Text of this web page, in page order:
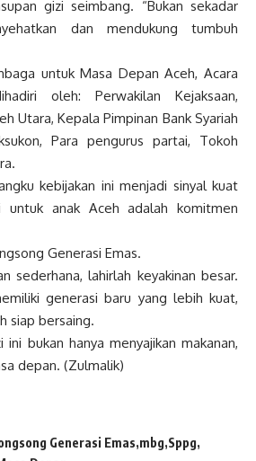
gizi seimbang. “Bukan sekadar
dan mendukung tumbuh
untuk Masa Depan Aceh, Acara
oleh: Perwakilan Kejaksaan,
Utara, Kepala Pimpinan Bank Syariah
Para pengurus partai, Tokoh
kebijakan ini menjadi sinyal kuat
untuk anak Aceh adalah komitmen
Generasi Emas.
sederhana, lahirlah keyakinan besar.
generasi baru yang lebih kuat,
siap bersaing.
ini bukan hanya menyajikan makanan,
depan. (Zulmalik)
Generasi Emas mbg Sppg